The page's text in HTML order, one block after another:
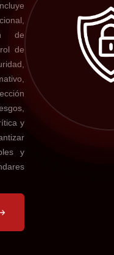
de
de
y
y